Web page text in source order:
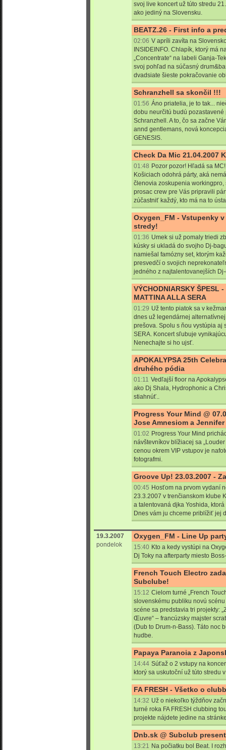
svoj live koncert už túto stredu
ako jediný na Slovensku.
BEATZ.26 - First info a
02:06 V apríli zavíta na
INSIDEINFO. Chlapík, ktorý má
„Concentrate“ na labeli Ganja-
svoj pohľad na súčasný
dvadsiate šieste pokračovanie
Schranzhell sa skončil !!!
01:56 Áno priatelia, je to tak...
dobu neurčitú budú
Schranzhell. A to, čo sa začne
annd gentlemans, nová
GENESIS.
Check Da Mic 21.04.2007
01:48 Pozor pozor! Hľadá sa
Košiciach odohrá párty, aká
členovia zoskupenia
prosac crew pre Vás pripravili
zúčastniť každý, kto má na to
Oxygen_FM - Vstupenky
stredy!
01:36 Umek si už pomaly triedi
kúsky si ukladá do svojho Dj-
namiešal famózny set, ktorým
presvedčí o svojich
jedného z najtalentovanejších
VÝCHODNIARSKY ŠPESL
MATTINA ALLA SERA
01:29 Už tento piatok sa v
dnes už legendárnej
prešova. Spolu s ňou vystúpia aj
SERA. Koncert sľubuje
Nenechajte si ho ujsť.
APOKALYPSA 25th
druhého pódia
01:11 Vedľajší floor na
ako Dj Shala, Hydrophonic a
stiahnúť..
Progress Your Mind @
Jose Amnesiom a Jennifer
01:02 Progress Your Mind
návštevníkov blížiacej sa
cenou okrem VIP vstupov je
fotografmi.
Groove Up! 23.03.2007 -
00:45 Hosťom na prvom vydaní
23.3.2007 v trenčianskom klube
a talentovaná djka Yoshida,
Dnes vám ju chceme priblížiť jej
19.3.2007
pondelok
Oxygen_FM - Line Up
15:40 Kto a kedy vystúpi na
Dj Toky na afterparty miesto
French Touch Electro
Subclube!
15:12 Cielom turné „French
slovenskému publiku novú
scéne sa predstavia tri projekty:
Œuvre“ – francúzsky majster
(Dub to Drum-n-Bass). Táto noc
hudbe.
Papaya Paranoia z
14:44 Súťaž o 2 vstupy na
ktorý sa uskutoční už túto stredu
FA FRESH - Všetko o
14:32 Už o niekoľko týždňov
turné roka FA FRESH clubbing
projekte nájdete jedine na
Dnb.sk @ Subclub
13:21 Na počiatku bol Beat. I